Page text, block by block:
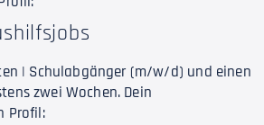
| Schulabgänger (m/w/d) und einen
zwei Wochen. Dein
Profil: